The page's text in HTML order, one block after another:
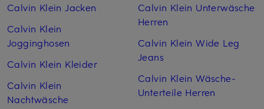
Calvin Klein Jacken
Calvin Klein
Jogginghosen
Calvin Klein Kleider
Calvin Klein
Nachtwäsche
Calvin Klein Unterwäsche
Herren
Calvin Klein Wide Leg
Jeans
Calvin Klein Wäsche-
Unterteile Herren